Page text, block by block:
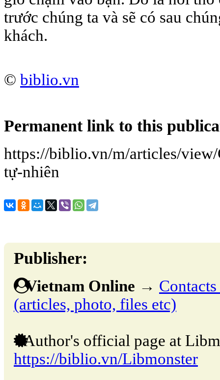
trước chúng ta và sẽ có sau
khách.
© biblio.vn
Permanent link to this
https://biblio.vn/m/articles/
tự-nhiên
Publisher:
Vietnam Online →
(articles, photo, files etc)
Author's official page at
https://biblio.vn/Libmonster